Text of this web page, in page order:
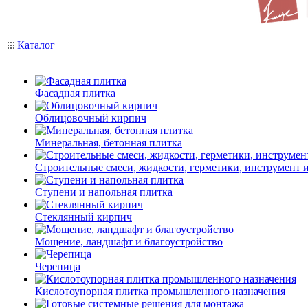
Каталог
Фасадная плитка
Облицовочный кирпич
Минеральная, бетонная плитка
Строительные смеси, жидкости, герметики, инструмент
Ступени и напольная плитка
Cтеклянный кирпич
Мощение, ландшафт и благоустройство
Черепица
Кислотоупорная плитка промышленного назначения